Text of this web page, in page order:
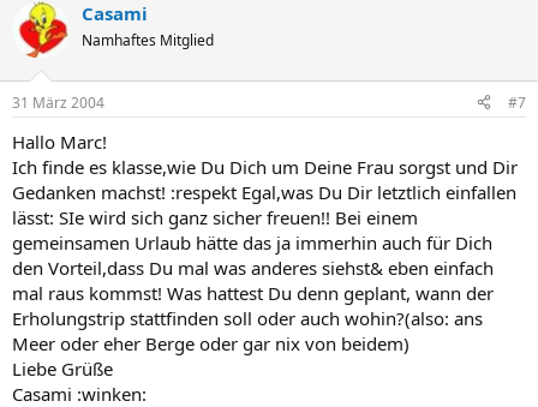
Casami
Namhaftes Mitglied
31 März 2004 #7
Hallo Marc!
Ich finde es klasse,wie Du Dich um Deine Frau sorgst und Dir
Gedanken machst! :respekt Egal,was Du Dir letztlich einfallen
lässt: SIe wird sich ganz sicher freuen!! Bei einem
gemeinsamen Urlaub hätte das ja immerhin auch für Dich
den Vorteil,dass Du mal was anderes siehst& eben einfach
mal raus kommst! Was hattest Du denn geplant, wann der
Erholungstrip stattfinden soll oder auch wohin?(also: ans
Meer oder eher Berge oder gar nix von beidem)
Liebe Grüße
Casami :winken: